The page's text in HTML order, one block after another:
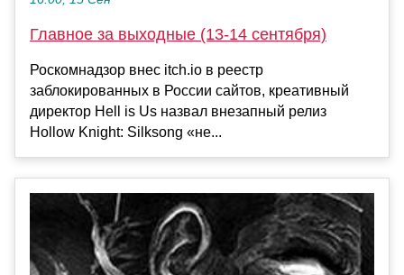
Главное за выходные (13-14 сентября)
Роскомнадзор внес itch.io в реестр
заблокированных в России сайтов, креативный
директор Hell is Us назвал внезапный релиз
Hollow Knight: Silksong «не...